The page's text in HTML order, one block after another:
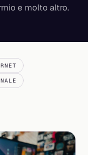
e molto altro.